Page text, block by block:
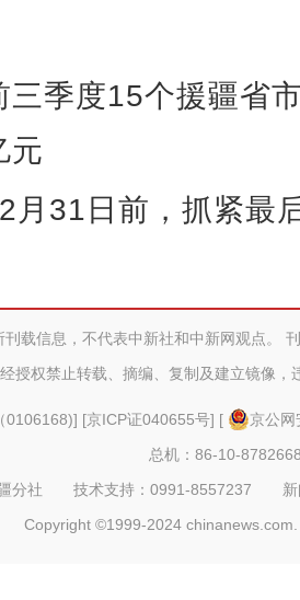
三季度15个援疆省
元
月31日前，抓紧最
刊载信息，不代表中新社和中新网观点。
授权禁止转载、摘编、复制及建立镜像，
0106168)] [京ICP证040655号] [
京公
总机：86-10-
疆分社 技术支持：0991-8557237
Copyright ©1999-2024